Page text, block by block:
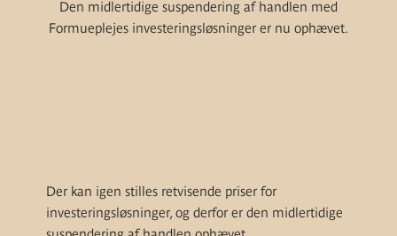
Den midlertidige suspendering af handlen med
Formueplejes investeringsløsninger er nu ophævet.
Der kan igen stilles retvisende priser for
investeringsløsninger, og derfor er den midlertidige